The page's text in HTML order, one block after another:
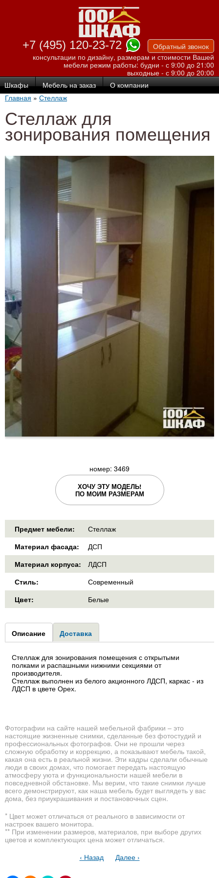
Перейти к
основному
содержанию
+7 (495) 120-23-72
Обратный звонок
консультации по дизайну, размерам и стоимости Вашей
мебели режим работы: будни - с 9:00 до 21:00
выходные - с 9:00 до 20:00
Шкафы Мебель на заказ О компании
Главная » Стеллаж
Стеллаж для
зонирования помещения
номер: 3469
ХОЧУ ЭТУ МОДЕЛЬ!
ПО МОИМ РАЗМЕРАМ
Предмет мебели:
Стеллаж
Материал фасада:
ДСП
Материал корпуса:
ЛДСП
Стиль:
Современный
Цвет:
Белые
Group1
Описание (активная
вкладка)
Доставка
Стеллаж для зонирования помещения с открытыми
полками и распашными нижними секциями от
производителя.
Стеллаж выполнен из белого акционного ЛДСП, каркас - из
ЛДСП в цвете Орех.
Фотографии на сайте нашей мебельной фабрики – это
настоящие жизненные снимки, сделанные без фотостудий и
профессиональных фотографов. Они не прошли через
сложную обработку и коррекцию, а показывают мебель такой,
какая она есть в реальной жизни. Эти кадры сделали обычные
люди в своих домах, что помогает передать настоящую
атмосферу уюта и функциональности нашей мебели в
повседневной обстановке. Мы верим, что такие снимки лучше
всего демонстрируют, как наша мебель будет выглядеть у вас
дома, без приукрашивания и постановочных сцен.
* Цвет может отличаться от реального в зависимости от
настроек вашего монитора.
** При изменении размеров, материалов, при выборе других
цветов и комплектующих цена может отличаться.
‹ Назад
Далее ›